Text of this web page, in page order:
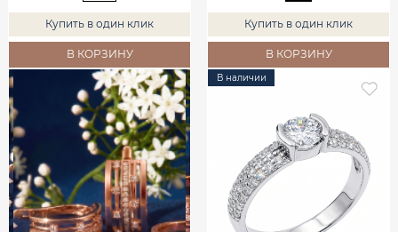
Купить в один клик
В КОРЗИНУ
Купить в один клик
В КОРЗИНУ
В наличии